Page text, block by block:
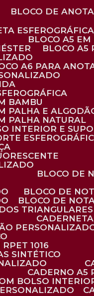
BLOCO DE
ESFEROGRÁFICA
BLOCO A5
BLOCO
A6 PARA
BAMBU
PALHA E
PALHA NATURAL
INTERIOR E
BLOCO DE
BLOCO DE
BLOCO DE
TRIANGULARES
1016
SINTÉTICO
CADERNO A5
BOLSO